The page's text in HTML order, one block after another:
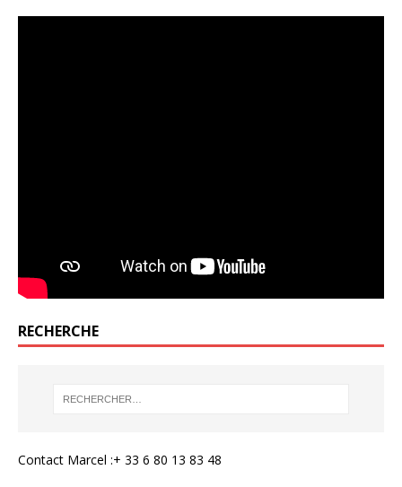
RECHERCHE
Contact Marcel :+ 33 6 80 13 83 48